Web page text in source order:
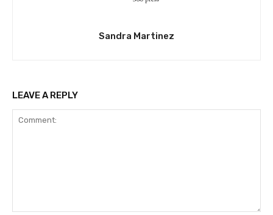
Sandra Martinez
LEAVE A REPLY